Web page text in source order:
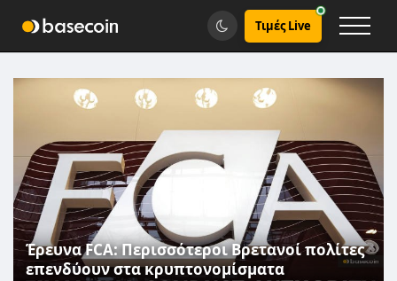
Τιμές Live
Έρευνα FCA: Περισσότεροι Βρετανοί πολίτες
επενδύουν στα κρυπτονομίσματα